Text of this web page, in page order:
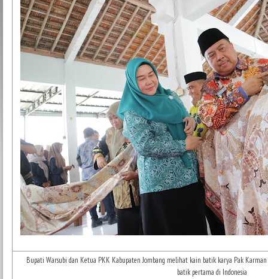
Bupati Warsubi dan Ketua PKK Kabupaten Jombang melihat kain batik karya Pak
batik pertama di Indonesia